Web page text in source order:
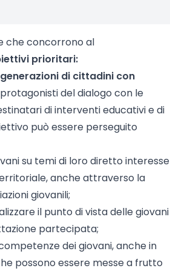
che concorrono al
prioritari:
di cittadini con
del dialogo con le
di interventi educativi e di
può essere perseguito
su temi di loro diretto interesse
anche attraverso la
giovanili;
il punto di vista delle giovani
partecipata;
dei giovani, anche in
possono essere messe a frutto